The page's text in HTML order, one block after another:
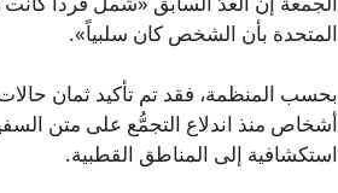
المتحدة بأن الشخص كان سلبياً».
بحسب المنظمة، فقد تم تأكيد ثمان
أشخاص منذ اندلاع التجمُّع على متن
استكشافية إلى المناطق القطبية.